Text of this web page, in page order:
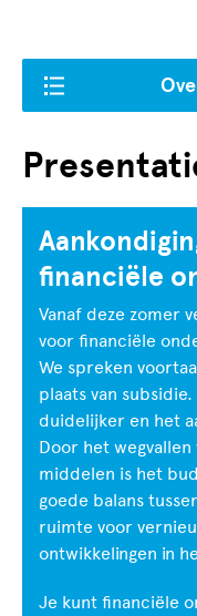
financiële
Vanaf deze zomer
voor financiële
We spreken
plaats van
duidelijker en het
Door het
middelen is het
goede balans
ruimte voor
ontwikkelingen in
Je kunt financiële